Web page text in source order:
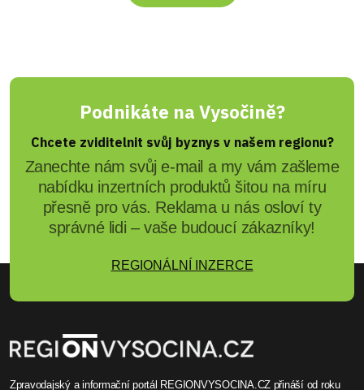
Podnikáte na Vysočině?
Chcete zviditelnit svůj byznys v našem regionu?
Zanechte nám svůj e-mail a my vám zašleme
nabídku inzertních produktů šitou na míru
přesně pro vás. Reklama u nás osloví ty
správné lidi – vaše budoucí zákazníky!
REGIONÁLNÍ INZERCE
Zpravodajský a informační portál REGIONVYSOCINA.CZ přináší od roku